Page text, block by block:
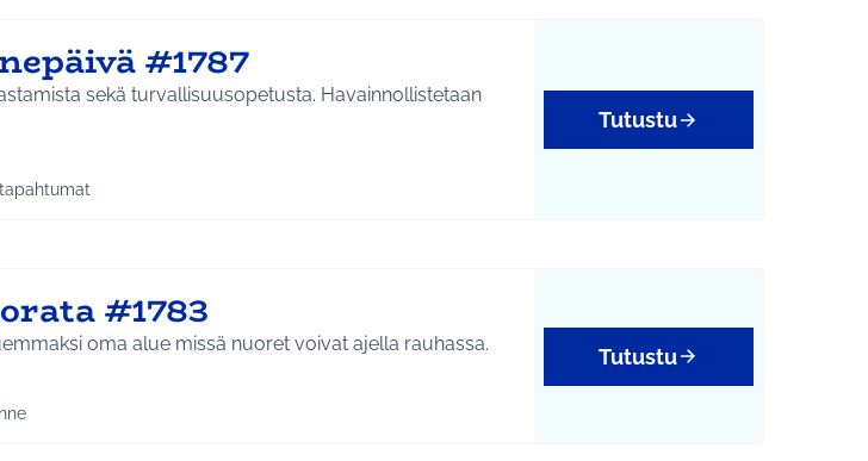
#1787
sekä turvallisuusopetusta. Havainnollistetaan
Koko Tuusula
teeman mukaan: Kulttuuri ja tapahtumat
Tutustu
#1783
oma alue missä nuoret voivat ajella rauhassa.
Koko Tuusula
mukaan: Infra ja liikenne
Tutustu